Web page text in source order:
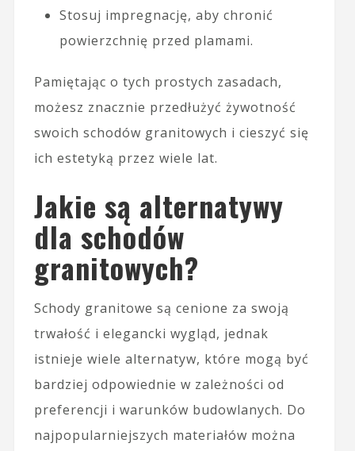
Stosuj impregnację, aby chronić
powierzchnię przed plamami.
Pamiętając o tych prostych zasadach,
możesz znacznie przedłużyć żywotność
swoich schodów granitowych i cieszyć się
ich estetyką przez wiele lat.
Jakie są alternatywy
dla schodów
granitowych?
Schody granitowe są cenione za swoją
trwałość i elegancki wygląd, jednak
istnieje wiele alternatyw, które mogą być
bardziej odpowiednie w zależności od
preferencji i warunków budowlanych. Do
najpopularniejszych materiałów można